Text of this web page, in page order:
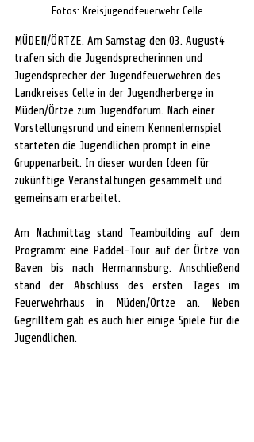
Fotos: Kreisjugendfeuerwehr Celle
MÜDEN/ÖRTZE. Am Samstag den 03. August4
trafen sich die Jugendsprecherinnen und
Jugendsprecher der Jugendfeuerwehren des
Landkreises Celle in der Jugendherberge in
Müden/Örtze zum Jugendforum. Nach einer
Vorstellungsrund und einem Kennenlernspiel
starteten die Jugendlichen prompt in eine
Gruppenarbeit. In dieser wurden Ideen für
zukünftige Veranstaltungen gesammelt und
gemeinsam erarbeitet.
Am Nachmittag stand Teambuilding auf dem
Programm: eine Paddel-Tour auf der Örtze von
Baven bis nach Hermannsburg. Anschließend
stand der Abschluss des ersten Tages im
Feuerwehrhaus in Müden/Örtze an. Neben
Gegrilltem gab es auch hier einige Spiele für die
Jugendlichen.